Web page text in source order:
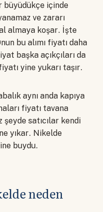
büyüdükçe içinde
ve zararı
almaya koşar. İşte
bu alımı fiyatı daha
başka açıkçıları da
yine yukarı taşır.
aynı anda kapıya
fiyatı tavana
şeyde satıcılar kendi
yıkar. Nikelde
buydu.
neden